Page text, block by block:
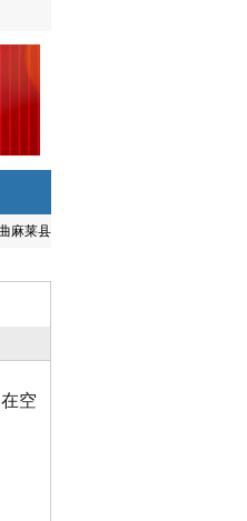
麻莱县
空